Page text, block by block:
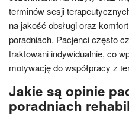
terminów sesji
na jakość obsługi oraz
poradniach. Pacjenci często
traktowani indywidualnie, co
motywację do współpracy z
Jakie są opinie
poradniach